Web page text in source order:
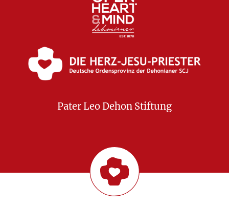
Pater Leo Dehon Stiftung